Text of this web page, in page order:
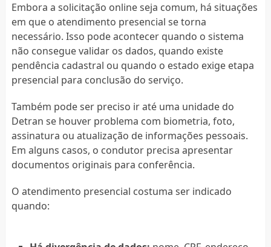
Embora a solicitação online seja comum, há situações
em que o atendimento presencial se torna
necessário. Isso pode acontecer quando o sistema
não consegue validar os dados, quando existe
pendência cadastral ou quando o estado exige etapa
presencial para conclusão do serviço.
Também pode ser preciso ir até uma unidade do
Detran se houver problema com biometria, foto,
assinatura ou atualização de informações pessoais.
Em alguns casos, o condutor precisa apresentar
documentos originais para conferência.
O atendimento presencial costuma ser indicado
quando: